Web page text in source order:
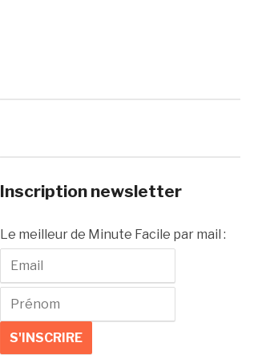
Inscription newsletter
Le meilleur de Minute Facile par mail :